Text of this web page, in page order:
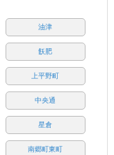
油津
飫肥
上平野町
中央通
星倉
南郷町東町